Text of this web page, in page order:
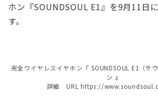
ホン『SOUNDSOUL E1』を9月11日
す。
完全ワイヤレスイヤホン『 SOUNDSOUL E1（サ
ン 』
詳細 URL https://